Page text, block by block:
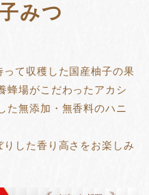
みつ
て収穫した国産柚子の果
蜂場がこだわったアカシ
た無添加・無香料のハニ
りした香り高さをお楽しみ